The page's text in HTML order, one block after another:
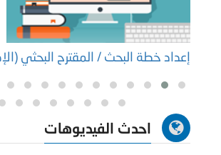
إعداد خطة البحث / المقترح البحثي
احدث الفيديوهات